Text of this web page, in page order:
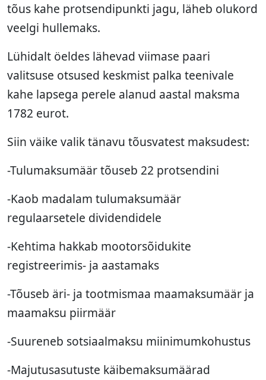
tõus kahe protsendipunkti jagu, läheb olukord
veelgi hullemaks.
Lühidalt öeldes lähevad viimase paari
valitsuse otsused keskmist palka teenivale
kahe lapsega perele alanud aastal maksma
1782 eurot.
Siin väike valik tänavu tõusvatest maksudest:
-Tulumaksumäär tõuseb 22 protsendini
-Kaob madalam tulumaksumäär
regulaarsetele dividendidele
-Kehtima hakkab mootorsõidukite
registreerimis- ja aastamaks
-Tõuseb äri- ja tootmismaa maamaksumäär ja
maamaksu piirmäär
-Suureneb sotsiaalmaksu miinimumkohustus
-Majutusasutuste käibemaksumäärad